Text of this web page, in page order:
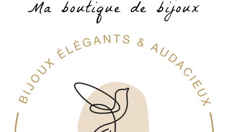
Ma boutique de bijoux